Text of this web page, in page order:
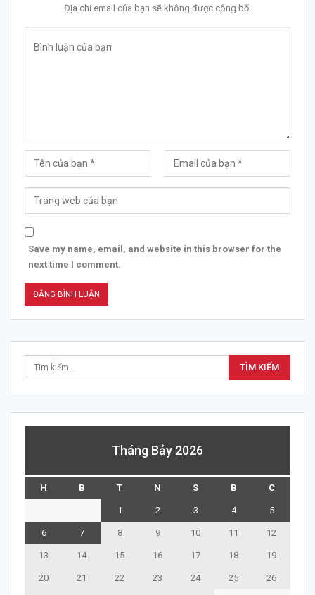
Địa chỉ email của bạn sẽ không được công bố.
Save my name, email, and website in this browser for the
next time I comment.
Tháng Bảy 2026
H B T N S B C
1 2 3 4 5
6 7 8 9 10 11 12
13 14 15 16 17 18 19
20 21 22 23 24 25 26